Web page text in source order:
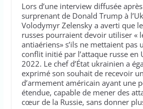
Lors d’une interview diffusée
surprenant de Donald Trump à
Volodymyr Zelensky a averti que
russes pourraient devoir utiliser «
antiaériens» s’ils ne mettaient pas
conflit initié par l’attaque russe en
2022. Le chef d’État ukrainien a
exprimé son souhait de recevoir
d’armement américain ayant une
étendue, capable de mener des
cœur de la Russie, sans donner